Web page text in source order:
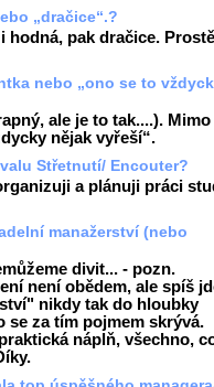
„dračice“.?
hodná, pak dračice. Prostě
nebo „ono se to
ale je to tak....).
nějak vyřeší“.
Střetnutí/ Encouter?
a plánuji práci
manažerství (nebo
divit... - pozn.
není obědem, ale spíš
nikdy tak do hloubky
se za tím pojmem skrývá.
náplň, všechno,